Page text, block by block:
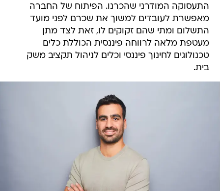
התעסוקה המודרני שהכרנו. הפיתוח של החברה
מאפשרת לעובדים למשוך את שכרם לפני מועד
התשלום ומתי שהם זקוקים לו, זאת לצד מתן
מעטפת מלאה לרווחה פיננסית הכוללת כלים
טכנולוגים לחינוך פיננסי וכלים לניהול תקציב משק
בית.